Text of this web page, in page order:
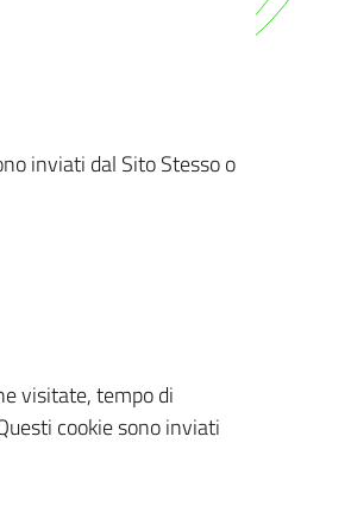
inviati dal Sito Stesso o
visitate, tempo di
cookie sono inviati